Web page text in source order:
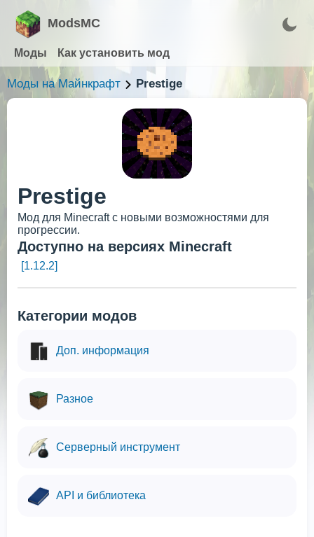
ModsMC
Моды Как установить мод
Моды на Майнкрафт Prestige
Prestige
Мод для Minecraft с новыми возможностями для
прогрессии.
Доступно на версиях Minecraft
[1.12.2]
Категории модов
Доп. информация
Разное
Серверный инструмент
API и библиотека